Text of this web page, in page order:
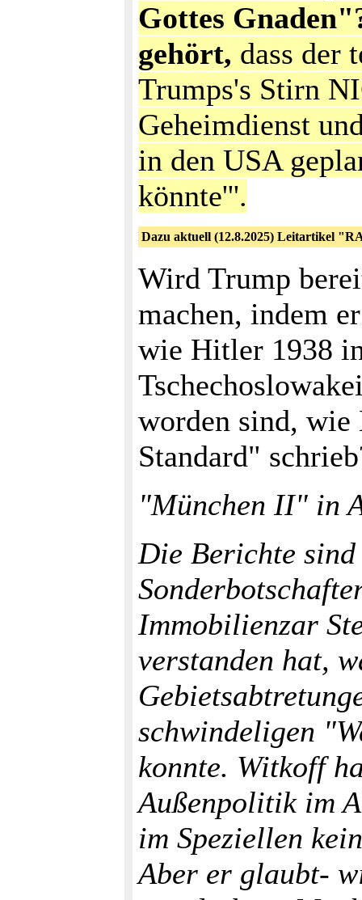
Gottes
gehört, dass der
Trumps's Stirn
Geheimdienst
in den USA
könnte'''.
Dazu aktuell (12.8.2025) Leitartikel
Wird Trump
machen, indem
wie Hitler 1938
worden sind, wie
Standard"
"München II" in
Die Berichte
Immobilienzar
verstanden hat,
schwindeligen
konnte. Witkoff
Außenpolitik im
im Speziellen
Aber er glaubt-